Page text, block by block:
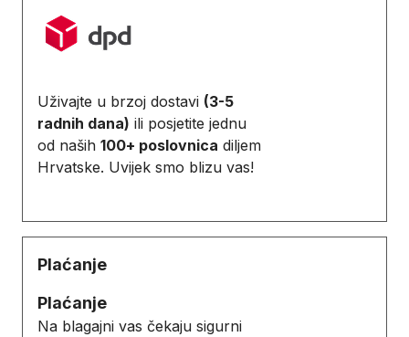
Uživajte u brzoj dostavi (3-5
radnih dana) ili posjetite jednu
od naših 100+ poslovnica diljem
Hrvatske. Uvijek smo blizu vas!
Plaćanje
Plaćanje
Na blagajni vas čekaju sigurni